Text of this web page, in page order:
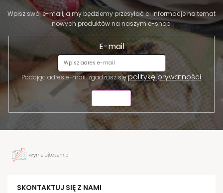
Wpisz swój e-mail, a my będziemy przesyłać ci informacje na temat
nowych produktów na naszym e-shop.
E-mail
Podając adres e-mail, zgadzasz siępolitykę prywatności.
SKONTAKTUJ SIĘ Z NAMI